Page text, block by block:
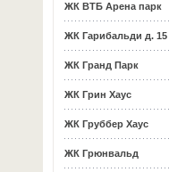
ЖК ВТБ Арена парк
ЖК Гарибальди д. 15
ЖК Гранд Парк
ЖК Грин Хаус
ЖК Груббер Хаус
ЖК Грюнвальд